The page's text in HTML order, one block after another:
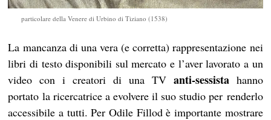
particolare della Venere di Urbino di Tiziano (1538)
La mancanza di una vera (e corretta) rappresentazione nei
libri di testo disponibili sul mercato e l’aver lavorato a un
video con i creatori di una TV anti-sessistahanno
portato la ricercatrice a evolvere il suo studio per renderlo
accessibile a tutti. Per Odile Fillod è importante mostrare